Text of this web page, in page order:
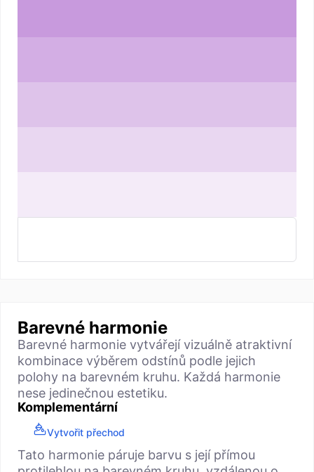
Barevné harmonie
Barevné harmonie vytvářejí vizuálně atraktivní
kombinace výběrem odstínů podle jejich
polohy na barevném kruhu. Každá harmonie
nese jedinečnou estetiku.
Komplementární
Vytvořit přechod
Tato harmonie páruje barvu s její přímou